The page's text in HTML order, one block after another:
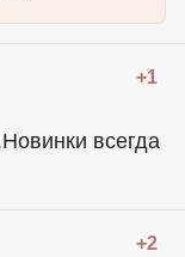
+1
всегда
+2